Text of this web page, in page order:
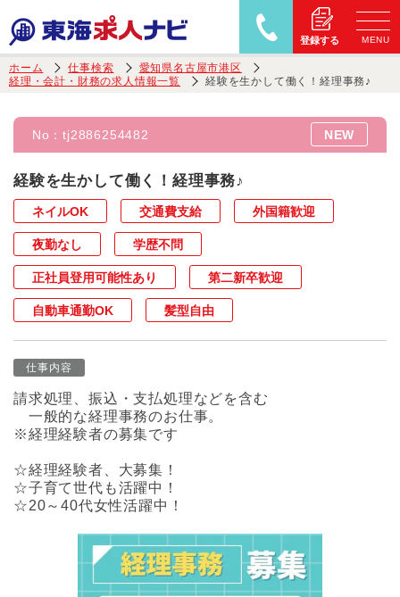
登録する MENU
ホーム 仕事検索
愛知県名古屋市港区
経理・会計・財務の求人情報一覧
経験を生かして働く！経理事務♪
No：tj2886254482 NEW
経験を生かして働く！経理事務♪
ネイルOK 交通費支給 外国籍歓迎
夜勤なし 学歴不問
正社員登用可能性あり 第二新卒歓迎
自動車通勤OK 髪型自由
仕事内容
請求処理、振込・支払処理などを含む
一般的な経理事務のお仕事。
※経理経験者の募集です
☆経理経験者、大募集！
☆子育て世代も活躍中！
☆20～40代女性活躍中！